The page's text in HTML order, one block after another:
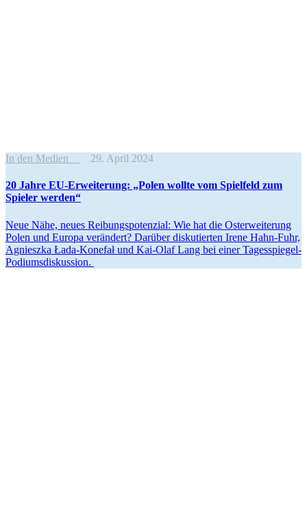
In den Medien 29. April 2024
20 Jahre EU-Erwei­terung: „Polen wollte vom Spielfeld zum
Spieler werden“
Neue Nähe, neues Reibungs­po­tenzial: Wie hat die Osterwei­terung
Polen und Europa verändert? Darüber disku­tierten Irene Hahn-Fuhr,
Agnieszka Łada-Konefał und Kai-Olaf Lang bei einer Tagesspiegel-
Podiumsdiskussion.